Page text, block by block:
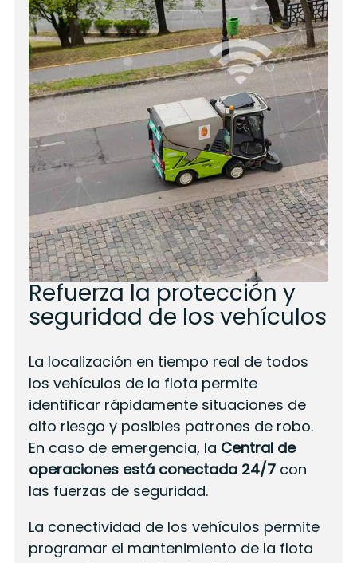
Refuerza la protección y
seguridad de los vehículos
La localización en tiempo real de todos
los vehículos de la flota permite
identificar rápidamente situaciones de
alto riesgo y posibles patrones de robo.
En caso de emergencia, la Central de
operaciones está conectada 24/7con
las fuerzas de seguridad.
La conectividad de los vehículos permite
programar el mantenimiento de la flota